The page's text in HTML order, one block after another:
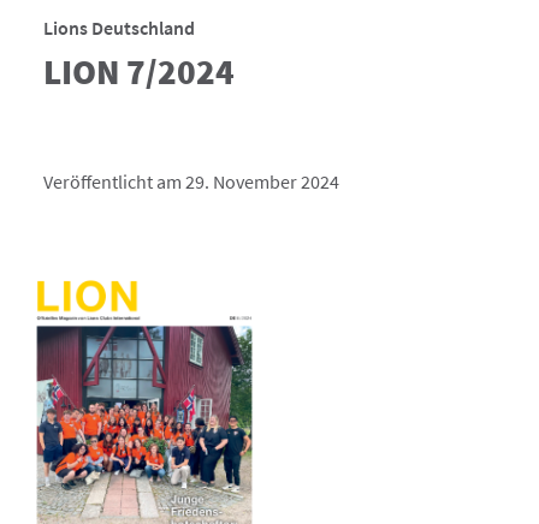
Lions Deutschland
LION 7/2024
Veröffentlicht am 29. November 2024